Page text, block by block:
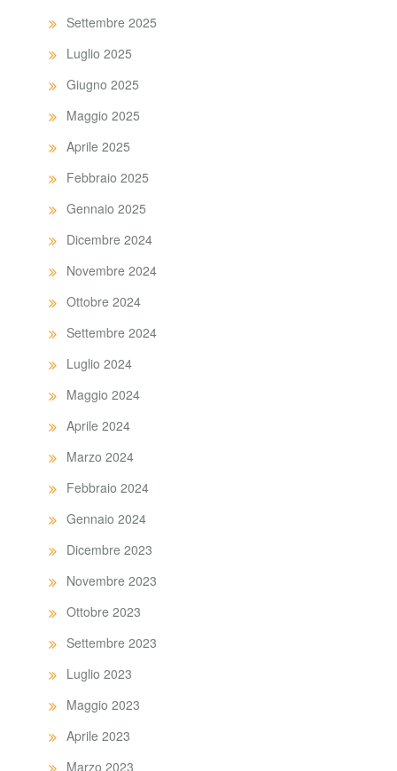
Settembre 2025
Luglio 2025
Giugno 2025
Maggio 2025
Aprile 2025
Febbraio 2025
Gennaio 2025
Dicembre 2024
Novembre 2024
Ottobre 2024
Settembre 2024
Luglio 2024
Maggio 2024
Aprile 2024
Marzo 2024
Febbraio 2024
Gennaio 2024
Dicembre 2023
Novembre 2023
Ottobre 2023
Settembre 2023
Luglio 2023
Maggio 2023
Aprile 2023
Marzo 2023